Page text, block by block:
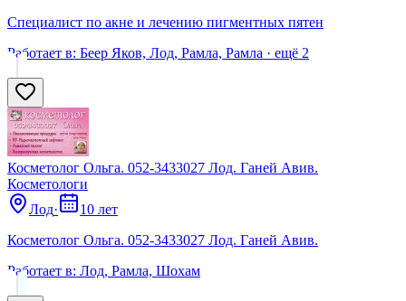
Специалист по акне и лечению пигментных пятен
Работает в: Беер Яков, Лод, Рамла, Рамла · ещё 2
Косметолог Ольга. 052-3433027 Лод. Ганей Авив.
Косметологи
Лод·
10 лет
Косметолог Ольга. 052-3433027 Лод. Ганей Авив.
Работает в: Лод, Рамла, Шохам